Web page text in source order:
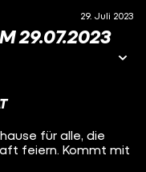
29. Juli 2023
29.07.2023
für alle, die
feiern. Kommt mit